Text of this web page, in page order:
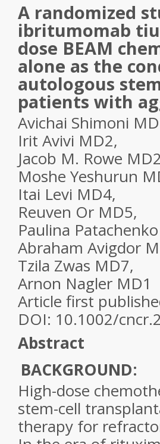
A randomized
ibritumomab
dose BEAM
alone as the
autologous
patients with
Avichai Shimoni MD
Irit Avivi MD2,
Jacob M. Rowe MD2
Moshe Yeshurun
Itai Levi MD4,
Reuven Or MD5,
Paulina
Abraham Avigdor
Tzila Zwas MD7,
Arnon Nagler MD1
Article first
DOI: 10.1002/
Abstract
BACKGROUND:
High-dose
stem-cell
therapy for